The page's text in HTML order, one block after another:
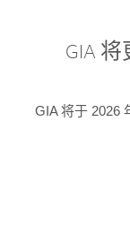
GIA
GIA 将于 2026